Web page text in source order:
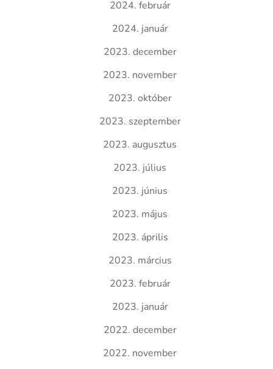
2024. február
2024. január
2023. december
2023. november
2023. október
2023. szeptember
2023. augusztus
2023. július
2023. június
2023. május
2023. április
2023. március
2023. február
2023. január
2022. december
2022. november